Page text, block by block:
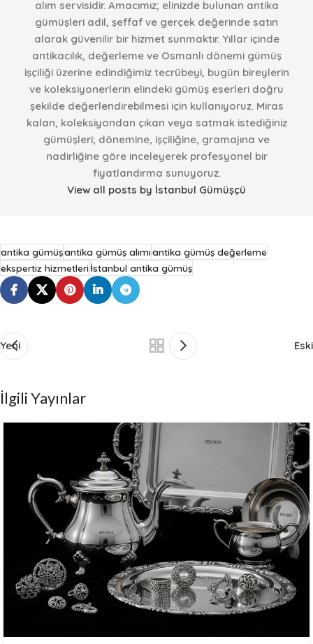
alım servisidir. Amacımız; elinizde bulunan antika
gümüşleri adil, şeffaf ve gerçek değerinde satın
alarak güvenilir bir hizmet sunmaktır. Yıllar içinde
antikacılık, değerleme ve Osmanlı dönemi gümüş
işçiliği üzerine edindiğimiz tecrübeyi, bugün bireylerin
ve koleksiyonerlerin elindeki gümüş eserleri doğru
şekilde değerlendirebilmesi için kullanıyoruz. Miras
kalan, koleksiyondan çıkan veya satmak istediğiniz
gümüşleri; dönemine, işçiliğine, gramajına ve
nadirliğine göre inceleyerek profesyonel bir
fiyatlandırma sunuyoruz.
View all posts by İstanbul Gümüşçü
antika gümüşantika gümüş alımıantika gümüş değerleme
ekspertiz hizmetleriİstanbul antika gümüş
Yeni Eski
İlgili Yayınlar